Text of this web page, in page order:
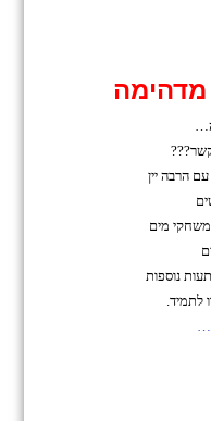
מדהימה
עם הרבה יין
מים
נוספות
לתמיד.